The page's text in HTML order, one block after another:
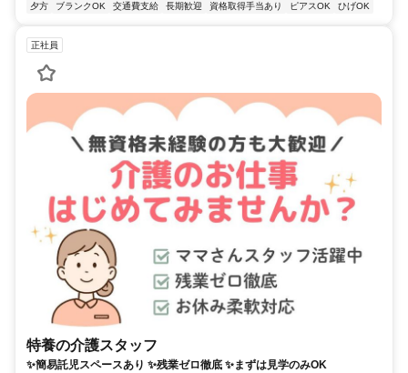
夕方
ブランクOK 交通費支給 長期歓迎 資格取得手当あり ピアスOK ひげOK
正社員
特養の介護スタッフ
✨簡易託児スペースあり ✨残業ゼロ徹底 ✨まずは見学のみOK